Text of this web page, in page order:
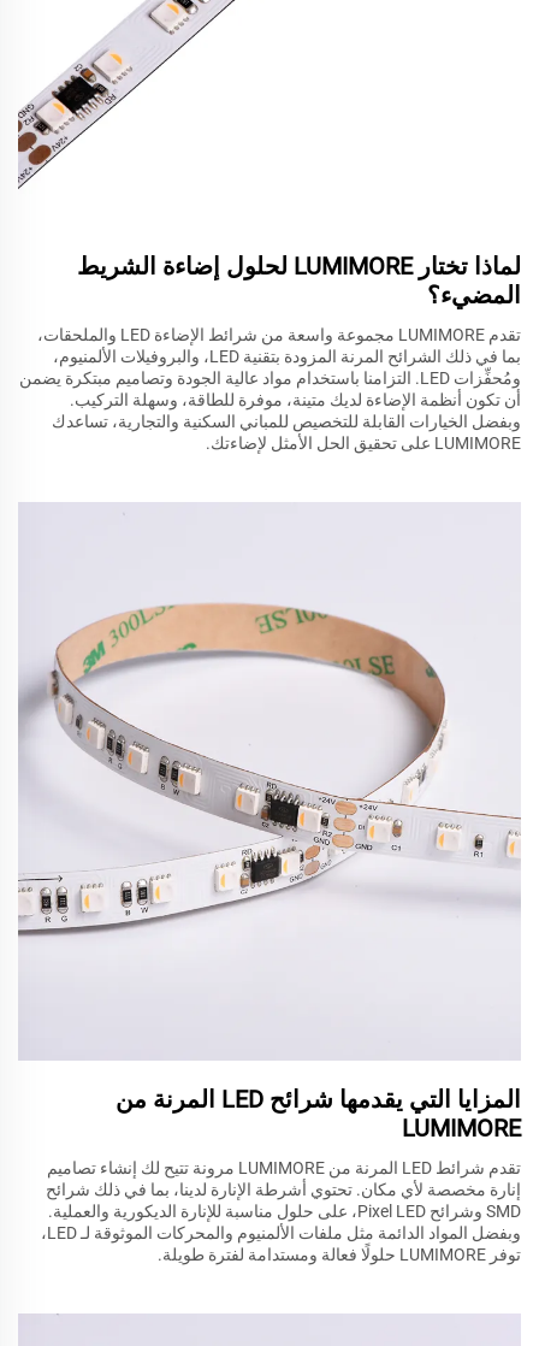
لماذا تختار LUMIMORE لحلول إضاءة الشريط
المضيء؟
تقدم LUMIMORE مجموعة واسعة من شرائط الإضاءة LED والملحقات،
بما في ذلك الشرائح المرنة المزودة بتقنية LED، والبروفيلات الألمنيوم،
ومُحفِّزات LED. التزامنا باستخدام مواد عالية الجودة وتصاميم مبتكرة يضمن
أن تكون أنظمة الإضاءة لديك متينة، موفرة للطاقة، وسهلة التركيب.
وبفضل الخيارات القابلة للتخصيص للمباني السكنية والتجارية، تساعدك
LUMIMORE على تحقيق الحل الأمثل لإضاءتك.
المزايا التي يقدمها شرائح LED المرنة من
LUMIMORE
تقدم شرائط LED المرنة من LUMIMORE مرونة تتيح لك إنشاء تصاميم
إنارة مخصصة لأي مكان. تحتوي أشرطة الإنارة لدينا، بما في ذلك شرائح
SMD وشرائح Pixel LED، على حلول مناسبة للإنارة الديكورية والعملية.
وبفضل المواد الدائمة مثل ملفات الألمنيوم والمحركات الموثوقة لـ LED،
توفر LUMIMORE حلولًا فعالة ومستدامة لفترة طويلة.